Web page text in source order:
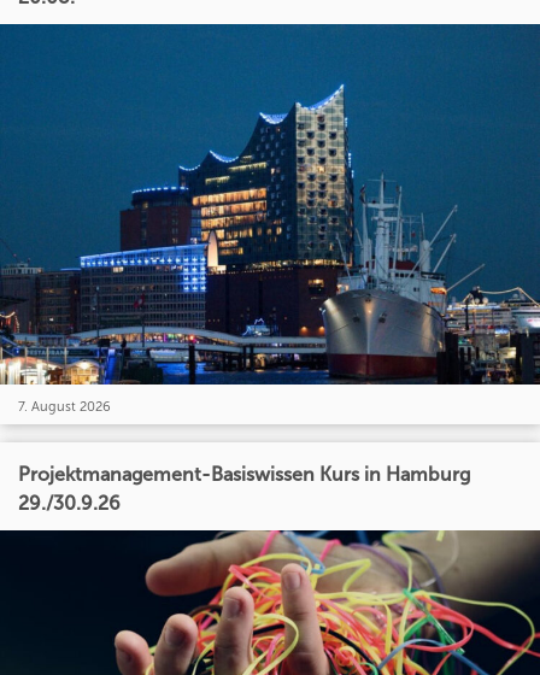
7. August 2026
Projektmanagement-Basiswissen Kurs in Hamburg
29./30.9.26